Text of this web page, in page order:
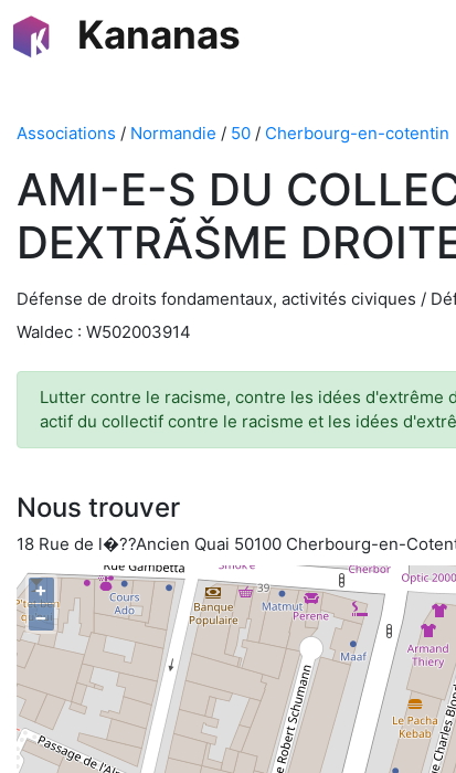
Kananas
Associations / Normandie / 50 / Cherbourg-en-cotentin
AMI-E-S DU
DEXTRÃŠME
Défense de droits fondamentaux, activités civiques /
Waldec : W502003914
Lutter contre le racisme, contre les idées
actif du collectif contre le racisme et les idées
Nous trouver
18 Rue de l�??Ancien Quai 50100 Cherbourg-en-
+
−